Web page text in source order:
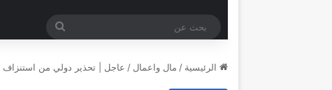
الرئيسية / مال واعمال / عاجل | تحذير دولي من استنزاف